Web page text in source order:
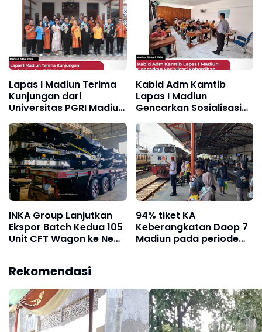
Lapas I Madiun Terima
Kunjungan dari
Universitas PGRI Madiun
dan University of
Science and Technology
Filipina
Kabid Adm Kamtib
Lapas I Madiun
Gencarkan Sosialisasi
Kebersihan dan
Ketertiban di Blok
Pendidikan
INKA Group Lanjutkan
Ekspor Batch Kedua 105
Unit CFT Wagon ke New
94% tiket KA
Keberangkatan Daop 7
Madiun pada periode
Rekomendasi